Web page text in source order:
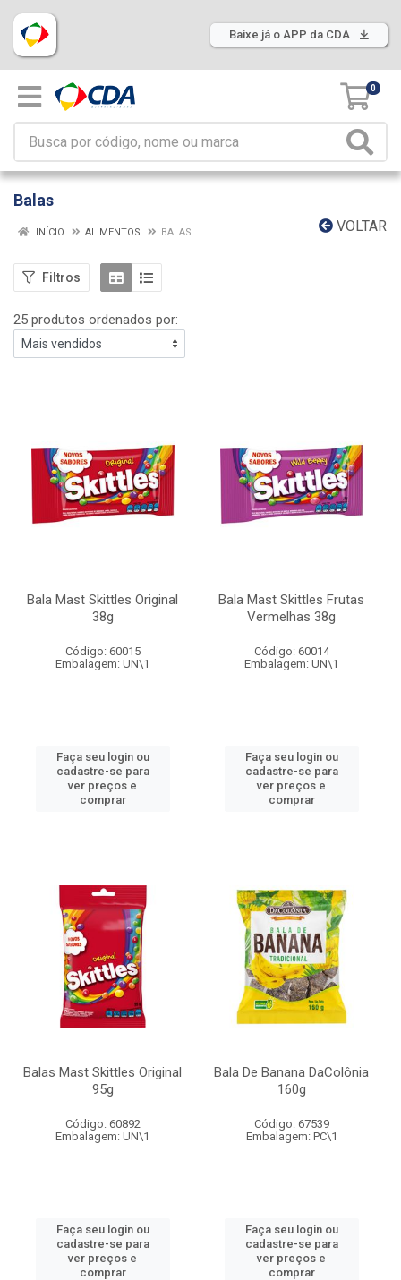
Baixe já o APP da CDA
0
Balas
VOLTAR
INÍCIO ALIMENTOS BALAS
Filtros
25 produtos ordenados por:
Bala Mast Skittles Original
38g
Código: 60015
Embalagem: UN\1
Faça seu login ou
cadastre-se para
ver preços e
comprar
Bala Mast Skittles Frutas
Vermelhas 38g
Código: 60014
Embalagem: UN\1
Faça seu login ou
cadastre-se para
ver preços e
comprar
Balas Mast Skittles Original
95g
Código: 60892
Embalagem: UN\1
Faça seu login ou
cadastre-se para
ver preços e
comprar
Bala De Banana DaColônia
160g
Código: 67539
Embalagem: PC\1
Faça seu login ou
cadastre-se para
ver preços e
comprar